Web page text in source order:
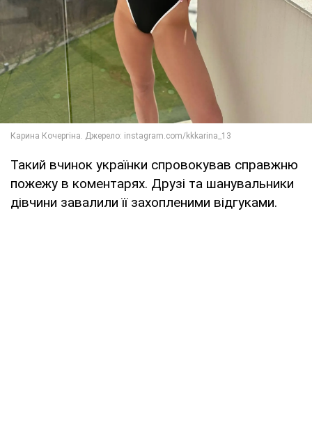
Такий вчинок українки спровокував справжню
пожежу в коментарях. Друзі та шанувальники
дівчини завалили її захопленими відгуками.